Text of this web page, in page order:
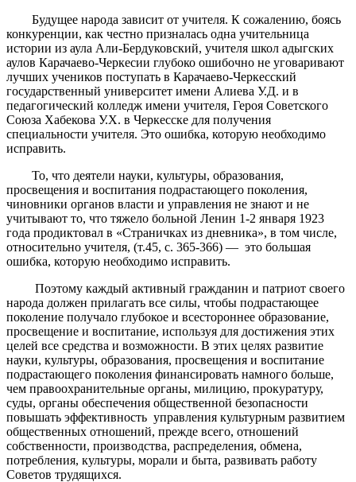
Будущее народа зависит от учителя. К сожалению, боясь
конкуренции, как честно призналась одна учительница
истории из аула Али-Бердуковский, учителя школ адыгских
аулов Карачаево-Черкесии глубоко ошибочно не уговаривают
лучших учеников поступать в Карачаево-Черкесский
государственный университет имени Алиева У.Д. и в
педагогический колледж имени учителя, Героя Советского
Союза Хабекова У.Х. в Черкесске для получения
специальности учителя. Это ошибка, которую необходимо
исправить.
То, что деятели науки, культуры, образования,
просвещения и воспитания подрастающего поколения,
чиновники органов власти и управления не знают и не
учитывают то, что тяжело больной Ленин 1-2 января 1923
года продиктовал в «Страничках из дневника», в том числе,
относительно учителя, (т.45, с. 365-366) — это большая
ошибка, которую необходимо исправить.
Поэтому каждый активный гражданин и патриот своего
народа должен прилагать все силы, чтобы подрастающее
поколение получало глубокое и всестороннее образование,
просвещение и воспитание, используя для достижения этих
целей все средства и возможности. В этих целях развитие
науки, культуры, образования, просвещения и воспитание
подрастающего поколения финансировать намного больше,
чем правоохранительные органы, милицию, прокуратуру,
суды, органы обеспечения общественной безопасности
повышать эффективность управления культурным развитием
общественных отношений, прежде всего, отношений
собственности, производства, распределения, обмена,
потребления, культуры, морали и быта, развивать работу
Советов трудящихся.